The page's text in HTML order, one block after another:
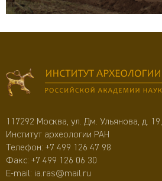
117292 Москва, ул. Дм. Ульянова, д. 19,
Институт археологии РАН
Телефон: +7 499 126 47 98
Факс: +7 499 126 06 30
E-mail: ia.ras@mail.ru